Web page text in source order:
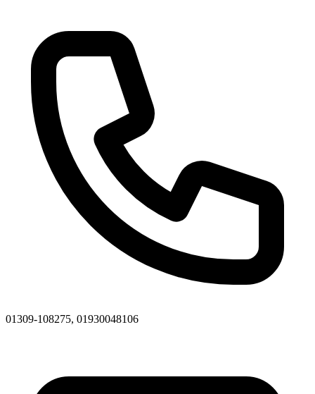
01309-108275, 01930048106